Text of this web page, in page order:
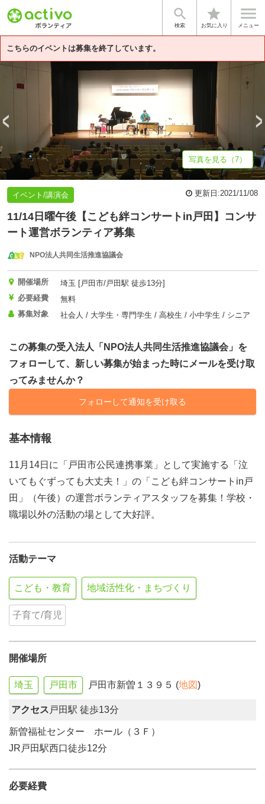

検索
star
お気に入り

メニュー
こちらのイベントは募集を終了しています。
基本情報 募集詳細
写真を見る（7）
イベント/講演会 更新日:2021/11/08
11/14日曜午後【こども絆コンサートin戸田】コンサ
ート運営ボランティア募集
NPO法人共同生活推進協議会
開催場所
埼玉 [戸田市/戸田駅 徒歩13分]
必要経費
無料
募集対象
社会人 / 大学生・専門学生 / 高校生 / 小中学生 / シニア
この募集の受入法人「NPO法人共同生活推進協議会」を
フォローして、新しい募集が始まった時にメールを受け取
ってみませんか？
フォローして通知を受け取る
基本情報
11月14日に「戸田市公民連携事業」として実施する「泣
いてもぐずっても大丈夫！」の「こども絆コンサートin戸
田」（午後）の運営ボランティアスタッフを募集！学校・
職場以外の活動の場として大好評。
活動テーマ
こども・教育 地域活性化・まちづくり
子育て/育児
開催場所
埼玉 戸田市 戸田市新曽１３９５ (地図)
アクセス 戸田駅 徒歩13分
新曽福祉センター ホール（３Ｆ）
JR戸田駅西口徒歩12分
必要経費